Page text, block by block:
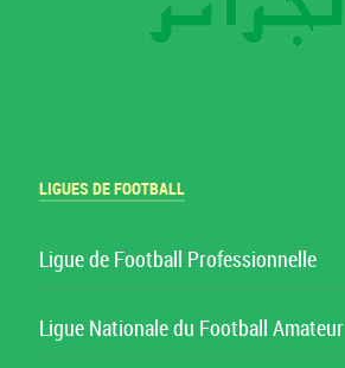
LIGUES DE FOOTBALL
Ligue de Football Professionnelle
Ligue Nationale du Football Amateur